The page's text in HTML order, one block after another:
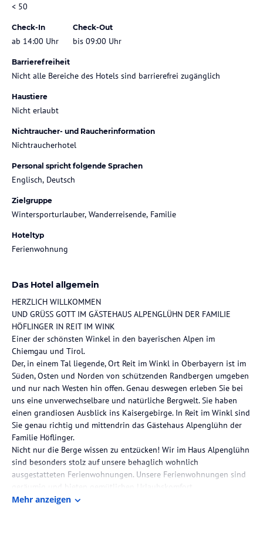
< 50
Check-In
ab 14:00 Uhr
Check-Out
bis 09:00 Uhr
Barrierefreiheit
Nicht alle Bereiche des Hotels sind barrierefrei zugänglich
Haustiere
Nicht erlaubt
Nichtraucher- und Raucherinformation
Nichtraucherhotel
Personal spricht folgende Sprachen
Englisch, Deutsch
Zielgruppe
Wintersporturlauber, Wanderreisende, Familie
Hoteltyp
Ferienwohnung
Das Hotel allgemein
HERZLICH WILLKOMMEN
UND GRÜSS GOTT IM GÄSTEHAUS ALPENGLÜHN DER FAMILIE
HÖFLINGER IN REIT IM WINK
Einer der schönsten Winkel in den bayerischen Alpen im
Chiemgau und Tirol.
Der, in einem Tal liegende, Ort Reit im Winkl in Oberbayern ist im
Süden, Osten und Norden von schützenden Randbergen umgeben
und nur nach Westen hin offen. Genau deswegen erleben Sie bei
uns eine unverwechselbare und natürliche Bergwelt. Sie haben
einen grandiosen Ausblick ins Kaisergebirge. In Reit im Winkl sind
Sie genau richtig und mittendrin das Gästehaus Alpenglühn der
Familie Höflinger.
Nicht nur die Berge wissen zu entzücken! Wir im Haus Alpenglühn
sind besonders stolz auf unsere behaglich wohnlich
ausgestatteten Ferienwohnungen. Unsere Ferienwohnungen sind
geräumig und bieten gemütlichen Urlaubskomfort.
Mehr anzeigen